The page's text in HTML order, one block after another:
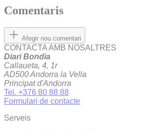
Comentaris
Afegir nou comentari
CONTACTA AMB NOSALTRES
Diari Bondia
Callaueta, 4, 1r
AD500 Andorra la Vella
Principat d'Andorra
Tel. +376 80 88 88
Formulari de contacte
Serveis